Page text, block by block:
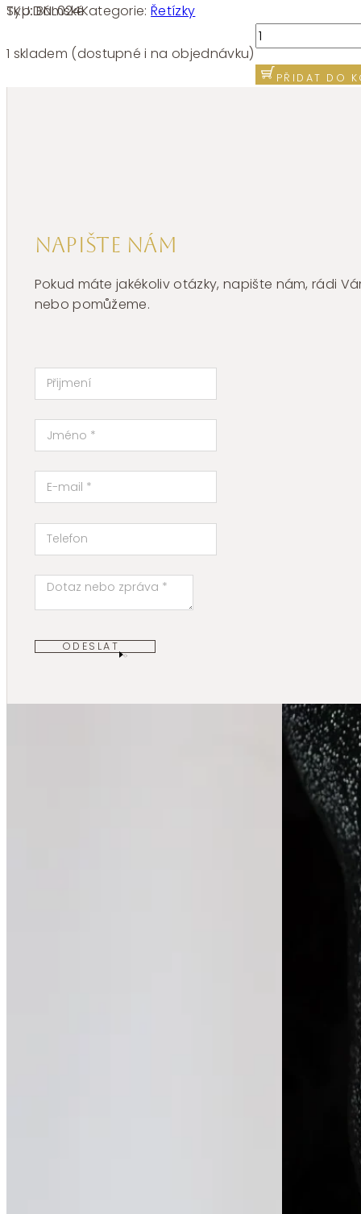
SKU:BNL024Kategorie:Řetízky
Typ:Dámské
1 skladem (dostupné i na objednávku)
Řetízek
chirurgická
ocel
Brosway
PŘIDAT DO
Napište nám
Pokud máte jakékoliv otázky, napište nám, rádi
nebo pomůžeme.
ODESLAT